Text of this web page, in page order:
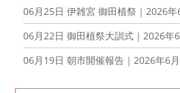
06月25日 伊雑宮 御田植祭｜2026年
06月22日 御田植祭大訓式｜2026年
06月19日 朝市開催報告｜2026年6